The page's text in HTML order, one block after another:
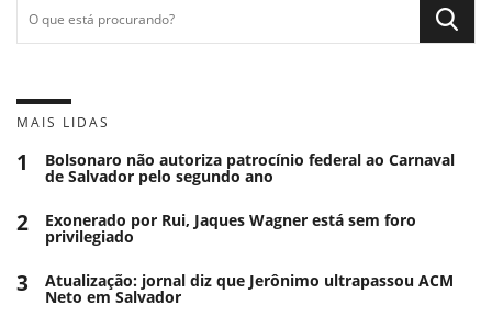
MAIS LIDAS
1 Bolsonaro não autoriza patrocínio federal ao Carnaval
de Salvador pelo segundo ano
2 Exonerado por Rui, Jaques Wagner está sem foro
privilegiado
3 Atualização: jornal diz que Jerônimo ultrapassou ACM
Neto em Salvador